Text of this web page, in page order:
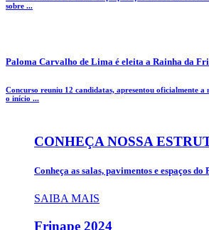
sobre ...
Paloma Carvalho de Lima é eleita a Rainha da
Concurso reuniu 12 candidatas, apresentou oficialmente
o início ...
CONHEÇA NOSSA
Conheça as salas, pavimentos e espaços do
SAIBA MAIS
Frinape 2024